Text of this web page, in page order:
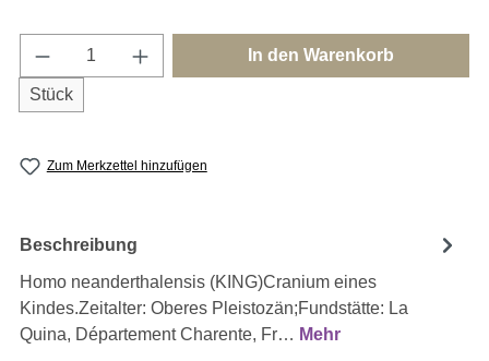
Produkt Anzahl: Gib den gewünschten
Stück
In den Warenkorb
Zum Merkzettel hinzufügen
Beschreibung
Homo neanderthalensis (KING)Cranium eines
Kindes.Zeitalter: Oberes Pleistozän;Fundstätte: La
Quina, Département Charente, Fr… Mehr